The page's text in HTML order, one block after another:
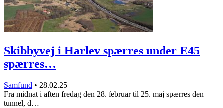
Skibbyvej i Harlev spærres under E45
spærres…
Samfund • 28.02.25
Fra midnat i aften fredag den 28. februar til 25. maj spærres den
tunnel, d…